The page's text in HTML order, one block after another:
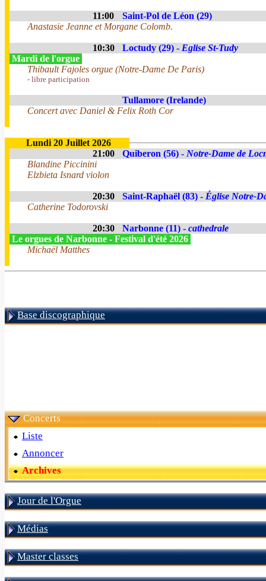
11:00
Saint-Pol de Léon (29)
Anastasie Jeanne et Morgane Colomb.
10:30 Loctudy (29) - Eglise St-Tudy
Mardi de l'orgue
Thibault Fajoles orgue (Notre-Dame De Paris)
- libre participation
Tullamore (Irelande)
Concert avec Daniel & Felix Roth Cor
Lundi 20 Juillet 2026
21:00
Quiberon (56) - Notre-Dame de
Blandine Piccinini
Elzbieta Isnard violon
20:30 Saint-Raphaël (83) - Église Notre-
Catherine Todorovski
20:30 Narbonne (11) - cathedrale
Le orgues de Narbonne - Festival d'été 2026
Michaël Matthes
Base discographique
Concerts
Liste
Annoncer
Archives
Jour de l'Orgue
Médias
Master classes